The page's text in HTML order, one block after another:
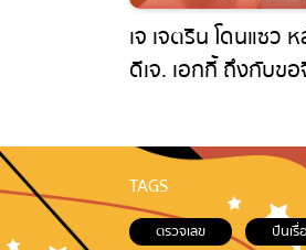
เจ เจตริน โดนแซว
ดีเจ. เอกกี้ ถึงกับขอ
TAGS
ตรวจเลข ปันเรื่